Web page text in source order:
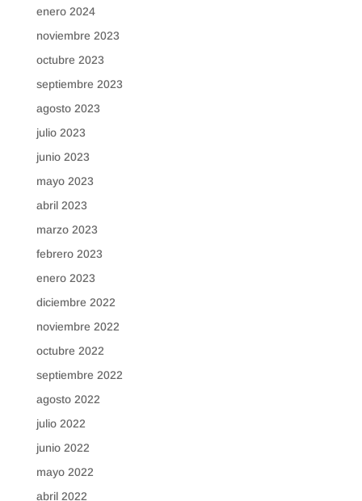
enero 2024
noviembre 2023
octubre 2023
septiembre 2023
agosto 2023
julio 2023
junio 2023
mayo 2023
abril 2023
marzo 2023
febrero 2023
enero 2023
diciembre 2022
noviembre 2022
octubre 2022
septiembre 2022
agosto 2022
julio 2022
junio 2022
mayo 2022
abril 2022